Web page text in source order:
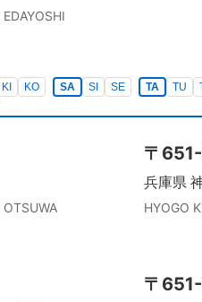
EDAYOSHI
KI KO SA SI SE TA TU
OTSUWA
〒
兵庫県
HYOGO
〒